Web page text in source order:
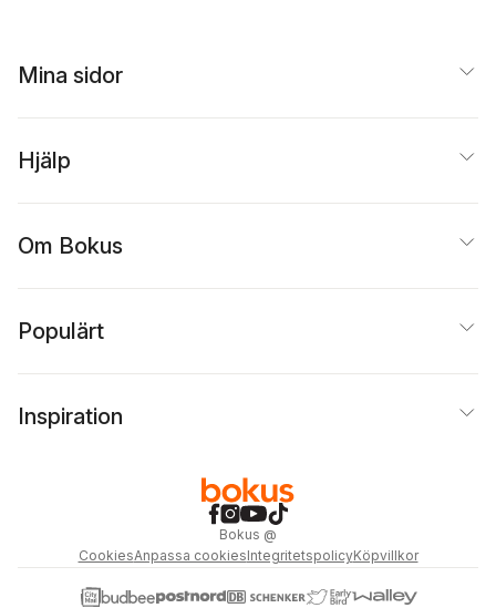
Mina sidor
Hjälp
Om Bokus
Populärt
Inspiration
Bokus @
CookiesAnpassa cookiesIntegritetspolicyKöpvillkor